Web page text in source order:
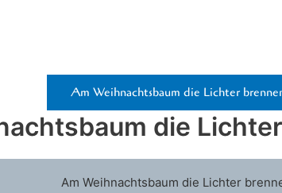
Am Weihnachtsbaum die Lichter
die
Am Weihnachtsbaum die Lichter